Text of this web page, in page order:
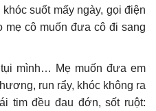
suốt mấy ngày, gọi điện
mẹ cô muốn đưa cô đi sang
mình… Mẹ muốn đưa em
run rẩy, khóc không ra
tim đều đau đớn, sốt ruột: